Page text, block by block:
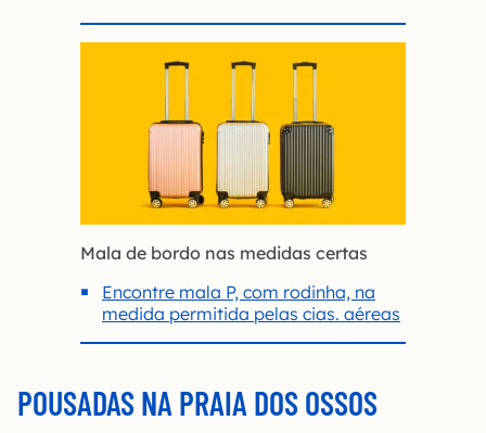
Mala de bordo nas medidas certas
Encontre mala P, com rodinha, na
medida permitida pelas cias. aéreas
POUSADAS NA PRAIA DOS OSSOS